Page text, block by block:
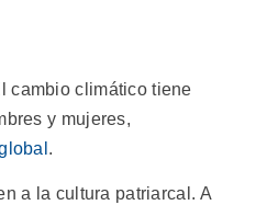
cambio climático tiene
y mujeres,
.
a la cultura patriarcal. A